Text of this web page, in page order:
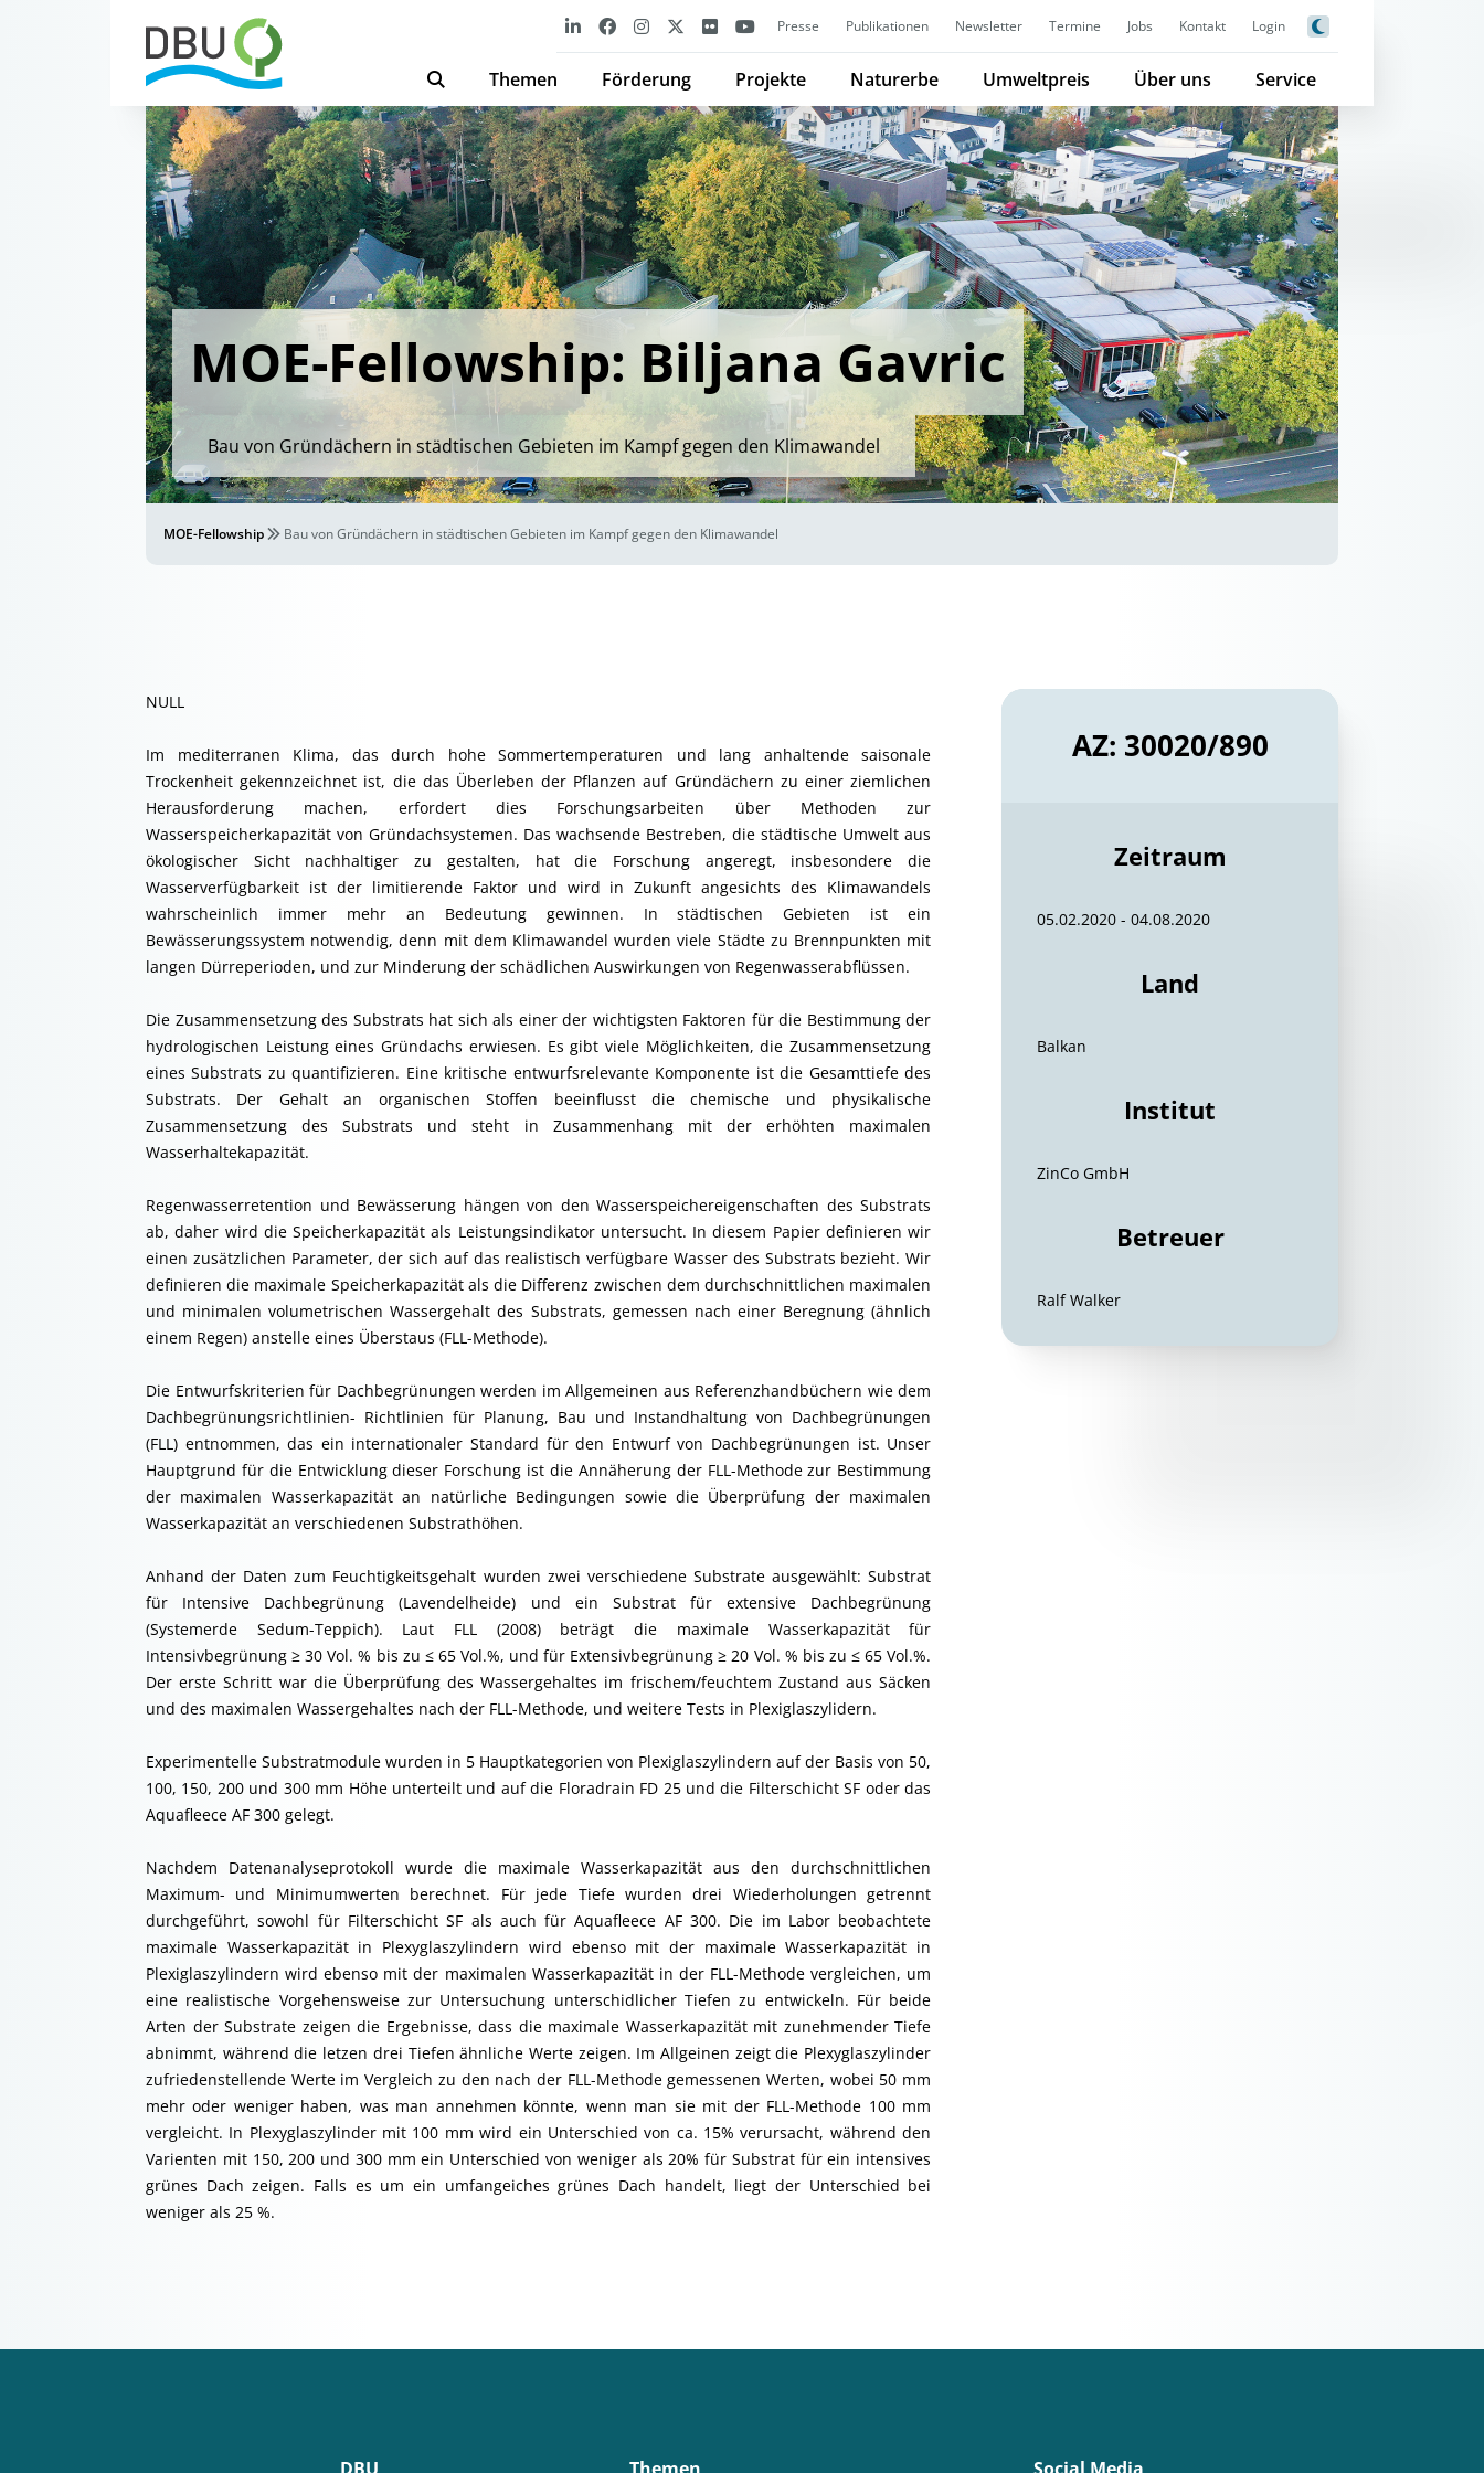
Presse Publikationen Newsletter Termine Jobs Kontakt Login
Themen Förderung Projekte Naturerbe Umweltpreis Über uns Service
MOE-Fellowship: Biljana Gavric
Bau von Gründächern in städtischen Gebieten im Kampf gegen den Klimawandel
MOE-Fellowship Bau von Gründächern in städtischen Gebieten im Kampf gegen den Klimawandel
NULL
Im mediterranen Klima, das durch hohe Sommertemperaturen und lang anhaltende saisonale
Trockenheit gekennzeichnet ist, die das Überleben der Pflanzen auf Gründächern zu einer ziemlichen
Herausforderung machen, erfordert dies Forschungsarbeiten über Methoden zur
Wasserspeicherkapazität von Gründachsystemen. Das wachsende Bestreben, die städtische Umwelt aus
ökologischer Sicht nachhaltiger zu gestalten, hat die Forschung angeregt, insbesondere die
Wasserverfügbarkeit ist der limitierende Faktor und wird in Zukunft angesichts des Klimawandels
wahrscheinlich immer mehr an Bedeutung gewinnen. In städtischen Gebieten ist ein
Bewässerungssystem notwendig, denn mit dem Klimawandel wurden viele Städte zu Brennpunkten mit
langen Dürreperioden, und zur Minderung der schädlichen Auswirkungen von Regenwasserabflüssen.
Die Zusammensetzung des Substrats hat sich als einer der wichtigsten Faktoren für die Bestimmung der
hydrologischen Leistung eines Gründachs erwiesen. Es gibt viele Möglichkeiten, die Zusammensetzung
eines Substrats zu quantifizieren. Eine kritische entwurfsrelevante Komponente ist die Gesamttiefe des
Substrats. Der Gehalt an organischen Stoffen beeinflusst die chemische und physikalische
Zusammensetzung des Substrats und steht in Zusammenhang mit der erhöhten maximalen
Wasserhaltekapazität.
Regenwasserretention und Bewässerung hängen von den Wasserspeichereigenschaften des Substrats
ab, daher wird die Speicherkapazität als Leistungsindikator untersucht. In diesem Papier definieren wir
einen zusätzlichen Parameter, der sich auf das realistisch verfügbare Wasser des Substrats bezieht. Wir
definieren die maximale Speicherkapazität als die Differenz zwischen dem durchschnittlichen maximalen
und minimalen volumetrischen Wassergehalt des Substrats, gemessen nach einer Beregnung (ähnlich
einem Regen) anstelle eines Überstaus (FLL-Methode).
Die Entwurfskriterien für Dachbegrünungen werden im Allgemeinen aus Referenzhandbüchern wie dem
Dachbegrünungsrichtlinien- Richtlinien für Planung, Bau und Instandhaltung von Dachbegrünungen
(FLL) entnommen, das ein internationaler Standard für den Entwurf von Dachbegrünungen ist. Unser
Hauptgrund für die Entwicklung dieser Forschung ist die Annäherung der FLL-Methode zur Bestimmung
der maximalen Wasserkapazität an natürliche Bedingungen sowie die Überprüfung der maximalen
Wasserkapazität an verschiedenen Substrathöhen.
Anhand der Daten zum Feuchtigkeitsgehalt wurden zwei verschiedene Substrate ausgewählt: Substrat
für Intensive Dachbegrünung (Lavendelheide) und ein Substrat für extensive Dachbegrünung
(Systemerde Sedum-Teppich). Laut FLL (2008) beträgt die maximale Wasserkapazität für
Intensivbegrünung ≥ 30 Vol. % bis zu ≤ 65 Vol.%, und für Extensivbegrünung ≥ 20 Vol. % bis zu ≤ 65 Vol.%.
Der erste Schritt war die Überprüfung des Wassergehaltes im frischem/feuchtem Zustand aus Säcken
und des maximalen Wassergehaltes nach der FLL-Methode, und weitere Tests in Plexiglaszylidern.
Experimentelle Substratmodule wurden in 5 Hauptkategorien von Plexiglaszylindern auf der Basis von 50,
100, 150, 200 und 300 mm Höhe unterteilt und auf die Floradrain FD 25 und die Filterschicht SF oder das
Aquafleece AF 300 gelegt.
Nachdem Datenanalyseprotokoll wurde die maximale Wasserkapazität aus den durchschnittlichen
Maximum- und Minimumwerten berechnet. Für jede Tiefe wurden drei Wiederholungen getrennt
durchgeführt, sowohl für Filterschicht SF als auch für Aquafleece AF 300. Die im Labor beobachtete
maximale Wasserkapazität in Plexyglaszylindern wird ebenso mit der maximale Wasserkapazität in
Plexiglaszylindern wird ebenso mit der maximalen Wasserkapazität in der FLL-Methode vergleichen, um
eine realistische Vorgehensweise zur Untersuchung unterschidlicher Tiefen zu entwickeln. Für beide
Arten der Substrate zeigen die Ergebnisse, dass die maximale Wasserkapazität mit zunehmender Tiefe
abnimmt, während die letzen drei Tiefen ähnliche Werte zeigen. Im Allgeinen zeigt die Plexyglaszylinder
zufriedenstellende Werte im Vergleich zu den nach der FLL-Methode gemessenen Werten, wobei 50 mm
mehr oder weniger haben, was man annehmen könnte, wenn man sie mit der FLL-Methode 100 mm
vergleicht. In Plexyglaszylinder mit 100 mm wird ein Unterschied von ca. 15% verursacht, während den
Varienten mit 150, 200 und 300 mm ein Unterschied von weniger als 20% für Substrat für ein intensives
grünes Dach zeigen. Falls es um ein umfangeiches grünes Dach handelt, liegt der Unterschied bei
weniger als 25 %.
AZ: 30020/890
Zeitraum
05.02.2020 - 04.08.2020
Land
Balkan
Institut
ZinCo GmbH
Betreuer
Ralf Walker